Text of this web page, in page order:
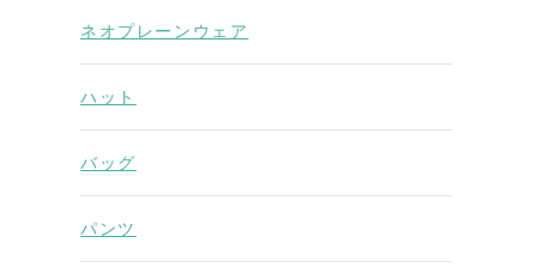
ネオプレーンウェア
ハット
バッグ
パンツ